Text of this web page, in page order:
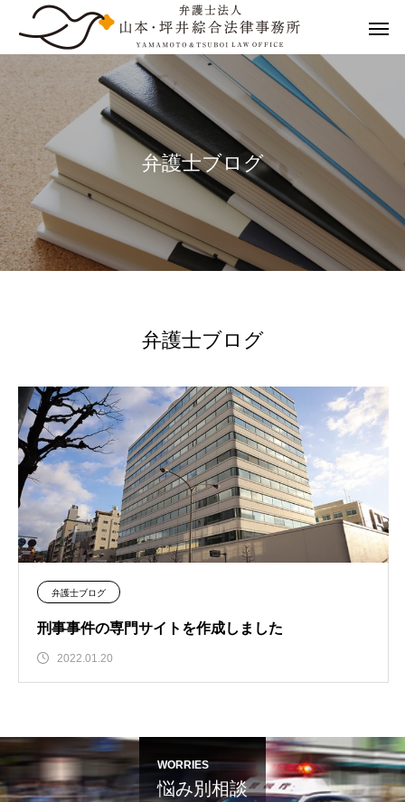
弁護士ブログ
弁護士ブログ
弁護士ブログ
刑事事件の専門サイトを作成しました
2022.01.20
WORRIES
悩み別相談